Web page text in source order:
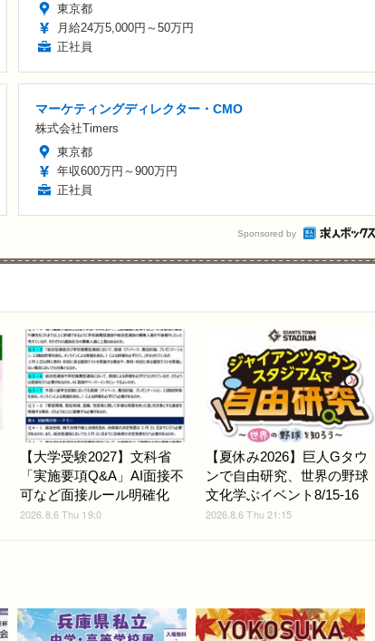
東京都
月給24万5,000円～50万円
正社員
マーケティングディレクター・CMO
株式会社Timers
東京都
年収600万円～900万円
正社員
Sponsored by
【大学受験2027】文科省
「実施要項Q&A」AI面接不
可など面接ルール明確化
2026.8.6 Thu 19:0
【夏休み2026】巨人Gタウ
ンで自由研究、世界の野球
文化学ぶイベント8/15-16
2026.8.6 Thu 21:15